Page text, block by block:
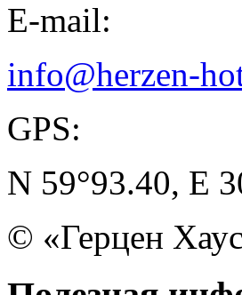
E-mail:
info@herzen-
GPS:
N 59°93.40, E
© «Герцен